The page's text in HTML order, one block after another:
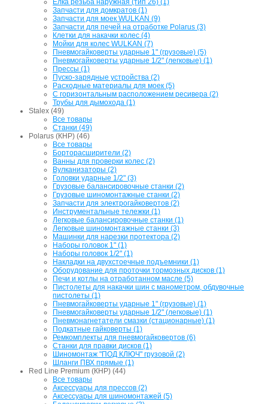
Запчасти для домкратов (1)
Запчасти для моек WULKAN (9)
Запчасти для печей на отработке Polarus (3)
Клетки для накачки колес (4)
Мойки для колес WULKAN (7)
Пневмогайковерты ударные 1" (грузовые) (5)
Пневмогайковерты ударные 1/2" (легковые) (1)
Прессы (1)
Пуско-зарядные устройства (2)
Расходные материалы для моек (5)
С горизонтальным расположением ресивера (2)
Трубы для дымохода (1)
Stalex (49)
Все товары
Станки (49)
Polarus (КНР) (46)
Все товары
Борторасширители (2)
Ванны для проверки колес (2)
Вулканизаторы (2)
Головки ударные 1/2" (3)
Грузовые балансировочные станки (2)
Грузовые шиномонтажные станки (2)
Запчасти для электрогайковертов (2)
Инструментальные тележки (1)
Легковые балансировочные станки (1)
Легковые шиномонтажные станки (3)
Машинки для нарезки протектора (2)
Наборы головок 1" (1)
Наборы головок 1/2" (1)
Накладки на двухстоечные подъемники (1)
Оборудование для проточки тормозных дисков (1)
Печи и котлы на отработанном масле (5)
Пистолеты для накачки шин с манометром, обдувочные
пистолеты (1)
Пневмогайковерты ударные 1" (грузовые) (1)
Пневмогайковерты ударные 1/2" (легковые) (1)
Пневмонагнетатели смазки (стационарные) (1)
Подкатные гайковерты (1)
Ремкомплекты для пневмогайковертов (6)
Станки для правки дисков (1)
Шиномонтаж "ПОД КЛЮЧ" грузовой (2)
Шланги ПВХ прямые (1)
Red Line Premium (КНР) (44)
Все товары
Аксессуары для прессов (2)
Аксессуары для шиномонтажей (5)